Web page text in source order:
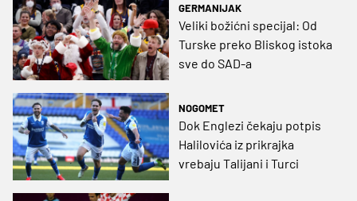
GERMANIJAK
Veliki božićni specijal: Od
Turske preko Bliskog istoka
sve do SAD-a
NOGOMET
Dok Englezi čekaju potpis
Halilovića iz prikrajka
vrebaju Talijani i Turci